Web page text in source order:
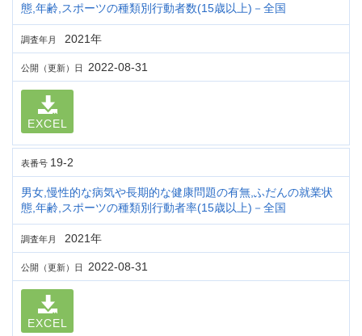
態,年齢,スポーツの種類別行動者数(15歳以上)－全国
調査年月 2021年
公開（更新）日 2022-08-31
EXCEL
表番号 19-2
男女,慢性的な病気や長期的な健康問題の有無,ふだんの就業状
態,年齢,スポーツの種類別行動者率(15歳以上)－全国
調査年月 2021年
公開（更新）日 2022-08-31
EXCEL